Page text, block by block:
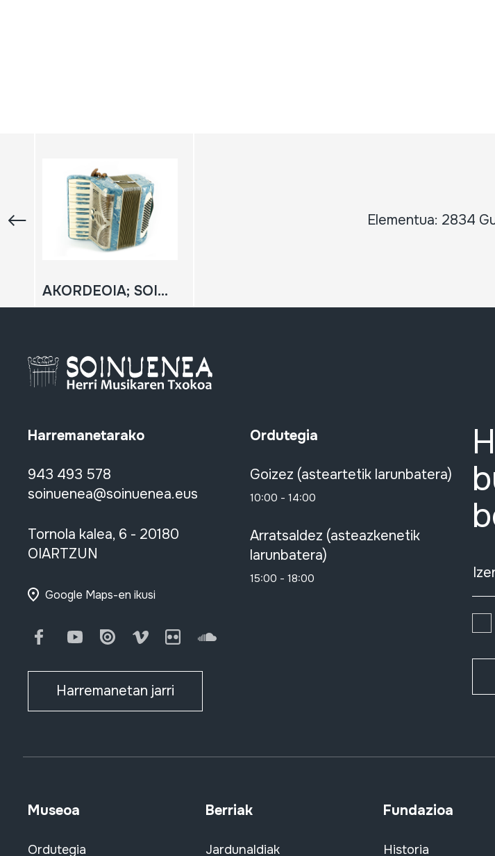
Elementua: 2834
AKORDEOIA; SOINUA
Harremanetarako
943 493 578
soinuenea@soinuenea.eus
Tornola kalea, 6 - 20180
OIARTZUN
Google Maps-en ikusi
FacebookYoutubeIssuu Vimeo FlickrSoundCloud
Harremanetan jarri
Ordutegia
Goizez (asteartetik larunbatera)
10:00 - 14:00
Arratsaldez (asteazkenetik
larunbatera)
15:00 - 18:00
Museoa
Ordutegia
Berriak
Jardunaldiak
Fundazioa
Historia